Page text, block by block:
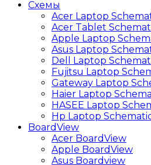
Схемы
Acer Laptop
Acer Tablet
Apple Laptop
Asus Laptop
Dell Laptop
Fujitsu Laptop
Gateway Laptop
Haier Laptop
HASEE Laptop
Hp Laptop
BoardView
Acer BoardView
Apple BoardView
Asus Boardview